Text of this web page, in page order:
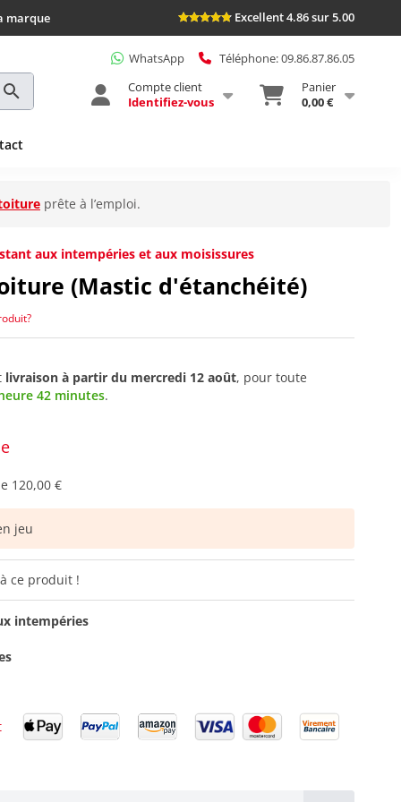
marque Excellent 4.86 sur 5.00
WhatsApp
Téléphone: 09.86.87.86.05
Compte client
Identifiez-vous
Panier
0,00 €
prête à l’emploi.
aux intempéries et aux moisissures
(Mastic d'étanchéité)
livraison à partir du mercredi 12 août, pour toute
42 minutes.
120,00 €
jeu
ce produit !
intempéries